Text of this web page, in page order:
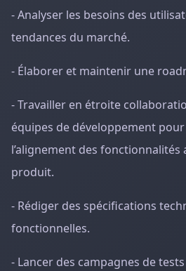
- Analyser les besoins des
tendances du marché.
- Élaborer et maintenir une
- Travailler en étroite
équipes de développement
l’alignement des fonctionnalités
produit.
- Rédiger des spécifications
fonctionnelles.
- Lancer des campagnes de